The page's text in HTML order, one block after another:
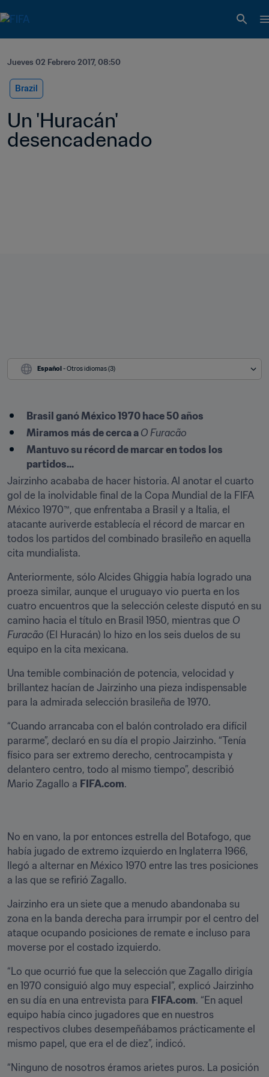
Jueves 02 Febrero 2017, 08:50
Brazil
Un 'Huracán'
desencadenado
Español - Otros idiomas (3)
Brasil ganó México 1970 hace 50 años
Miramos más de cerca a O Furacão
Mantuvo su récord de marcar en todos los
partidos...
Jairzinho acababa de hacer historia. Al anotar el cuarto
gol de la inolvidable final de la Copa Mundial de la FIFA
México 1970™, que enfrentaba a Brasil y a Italia, el
atacante auriverde establecía el récord de marcar en
todos los partidos del combinado brasileño en aquella
cita mundialista.
Anteriormente, sólo Alcides Ghiggia había logrado una
proeza similar, aunque el uruguayo vio puerta en los
cuatro encuentros que la selección celeste disputó en su
camino hacia el título en Brasil 1950, mientras que O
Furacão (El Huracán) lo hizo en los seis duelos de su
equipo en la cita mexicana.
Una temible combinación de potencia, velocidad y
brillantez hacían de Jairzinho una pieza indispensable
para la admirada selección brasileña de 1970.
“Cuando arrancaba con el balón controlado era difícil
pararme”, declaró en su día el propio Jairzinho. “Tenía
físico para ser extremo derecho, centrocampista y
delantero centro, todo al mismo tiempo”, describió
Mario Zagallo a FIFA.com.
No en vano, la por entonces estrella del Botafogo, que
había jugado de extremo izquierdo en Inglaterra 1966,
llegó a alternar en México 1970 entre las tres posiciones
a las que se refirió Zagallo.
Jairzinho era un siete que a menudo abandonaba su
zona en la banda derecha para irrumpir por el centro del
ataque ocupando posiciones de remate e incluso para
moverse por el costado izquierdo.
“Lo que ocurrió fue que la selección que Zagallo dirigía
en 1970 consiguió algo muy especial”, explicó Jairzinho
en su día en una entrevista para FIFA.com. “En aquel
equipo había cinco jugadores que en nuestros
respectivos clubes desempeñábamos prácticamente el
mismo papel, que era el de diez”, indicó.
“Ninguno de nosotros éramos arietes puros. La posición